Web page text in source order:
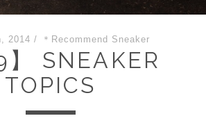
2014 / ＊Recommend Sneaker
】 SNEAKER
TOPICS